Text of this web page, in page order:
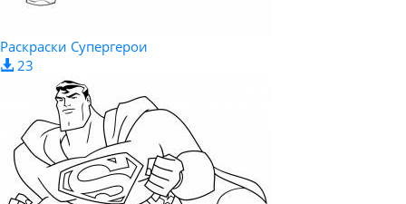
Раскраски Супергерои
23